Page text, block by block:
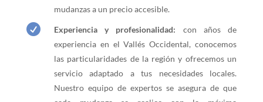
mudanzas a un precio accesible.
 Experiencia y profesionalidad: con años de
experiencia en el Vallés Occidental, conocemos
las particularidades de la región y ofrecemos un
servicio adaptado a tus necesidades locales.
Nuestro equipo de expertos se asegura de que